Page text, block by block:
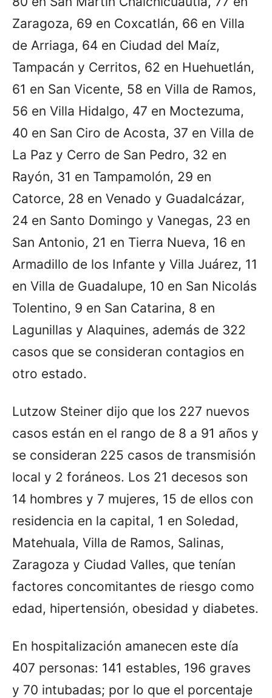
Zaragoza, 69 en Coxcatlán, 66 en Villa
de Arriaga, 64 en Ciudad del Maíz,
Tampacán y Cerritos, 62 en Huehuetlán,
61 en San Vicente, 58 en Villa de Ramos,
56 en Villa Hidalgo, 47 en Moctezuma,
40 en San Ciro de Acosta, 37 en Villa de
La Paz y Cerro de San Pedro, 32 en
Rayón, 31 en Tampamolón, 29 en
Catorce, 28 en Venado y Guadalcázar,
24 en Santo Domingo y Vanegas, 23 en
San Antonio, 21 en Tierra Nueva, 16 en
Armadillo de los Infante y Villa Juárez, 11
en Villa de Guadalupe, 10 en San Nicolás
Tolentino, 9 en San Catarina, 8 en
Lagunillas y Alaquines, además de 322
casos que se consideran contagios en
otro estado.
Lutzow Steiner dijo que los 227 nuevos
casos están en el rango de 8 a 91 años y
se consideran 225 casos de transmisión
local y 2 foráneos. Los 21 decesos son
14 hombres y 7 mujeres, 15 de ellos con
residencia en la capital, 1 en Soledad,
Matehuala, Villa de Ramos, Salinas,
Zaragoza y Ciudad Valles, que tenían
factores concomitantes de riesgo como
edad, hipertensión, obesidad y diabetes.
En hospitalización amanecen este día
407 personas: 141 estables, 196 graves
y 70 intubadas; por lo que el porcentaje